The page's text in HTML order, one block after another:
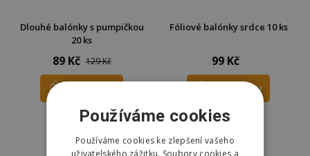
Dlouhé balónky s pumpičkou
20 ks
89 Kč 129 Kč
Skladem
Fóliové balónky srdce 10 ks
99 Kč
DO KOŠÍKU
Skladem
Používáme cookies
Používáme cookies ke zlepšení vašeho
uživatelského zážitku. Soubory cookies a